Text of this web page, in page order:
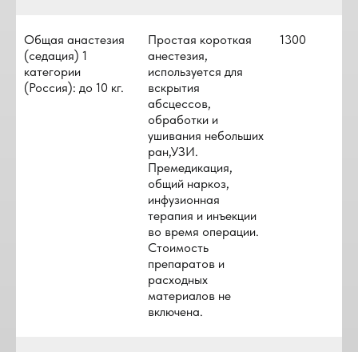
Общая анастезия
(седация) 1
категории
(Россия): до 10 кг.
Простая короткая
анестезия,
используется для
вскрытия
абсцессов,
обработки и
ушивания небольших
ран,УЗИ.
Премедикация,
общий наркоз,
инфузионная
терапия и инъекции
во время операции.
Стоимость
препаратов и
расходных
материалов не
включена.
1300